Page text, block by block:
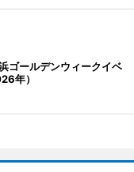
ゴールデンウィークイベ
年）